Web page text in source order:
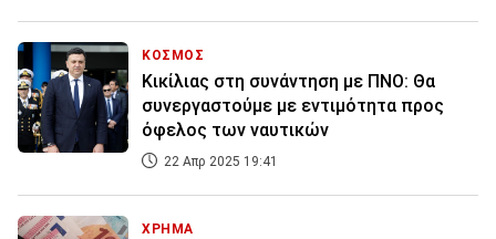
ΚΟΣΜΟΣ
Κικίλιας στη συνάντηση με ΠΝΟ: Θα
συνεργαστούμε με εντιμότητα προς
όφελος των ναυτικών
22 Απρ 2025 19:41
ΧΡΗΜΑ